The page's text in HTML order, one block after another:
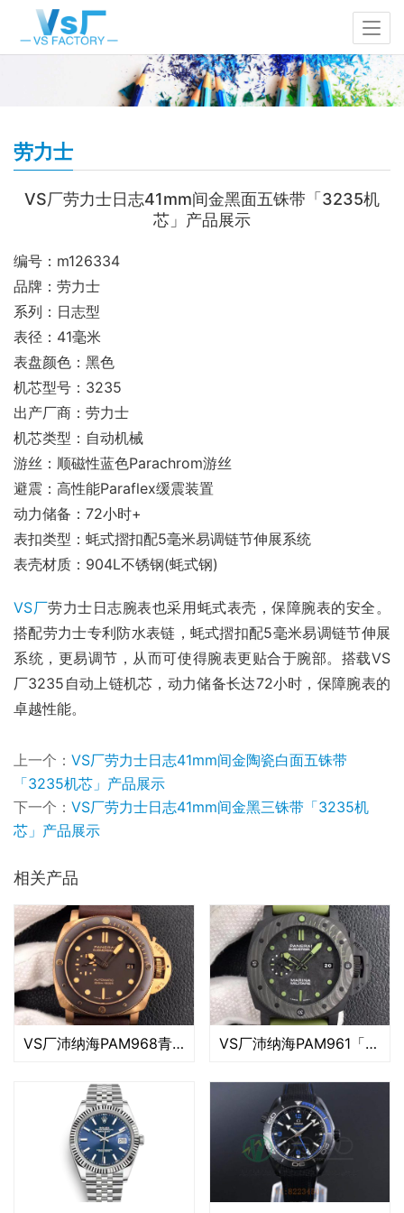
劳力士
VS厂劳力士日志41mm间金黑面五铢带「3235机
芯」产品展示
编号：m126334
品牌：劳力士
系列：日志型
表径：41毫米
表盘颜色：黑色
机芯型号：3235
出产厂商：劳力士
机芯类型：自动机械
游丝：顺磁性蓝色Parachrom游丝
避震：高性能Paraflex缓震装置
动力储备：72小时+
表扣类型：蚝式摺扣配5毫米易调链节伸展系统
表壳材质：904L不锈钢(蚝式钢)
VS厂劳力士日志腕表也采用蚝式表壳，保障腕表的安全。
搭配劳力士专利防水表链，蚝式摺扣配5毫米易调链节伸展
系统，更易调节，从而可使得腕表更贴合于腕部。搭载VS
厂3235自动上链机芯，动力储备长达72小时，保障腕表的
卓越性能。
上一个： VS厂劳力士日志41mm间金陶瓷白面五铢带
「3235机芯」产品展示
下一个： VS厂劳力士日志41mm间金黑三铢带「3235机
芯」产品展示
相关产品
VS厂沛纳海PAM968青铜「P.9010机芯」产品展示 VS厂沛纳海PAM961「P.9010机芯」产品展示